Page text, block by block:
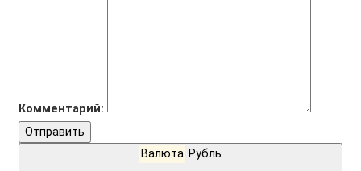
Комментарий:
Отправить
Валюта Рубль